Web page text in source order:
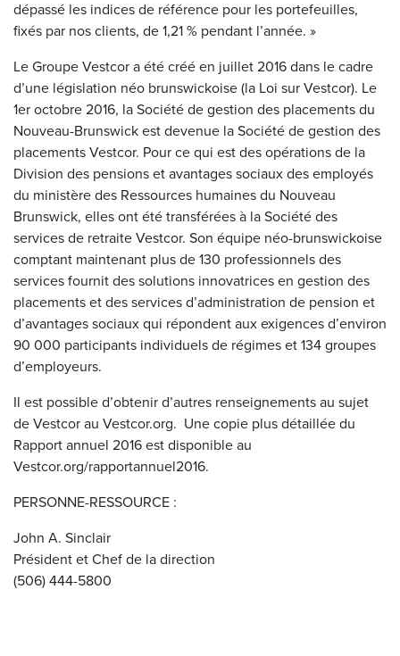
dépassé les indices de référence pour les portefeuilles,
fixés par nos clients, de 1,21 % pendant l’année. »
Le Groupe Vestcor a été créé en juillet 2016 dans le cadre
d’une législation néo brunswickoise (la Loi sur Vestcor). Le
1er octobre 2016, la Société de gestion des placements du
Nouveau-Brunswick est devenue la Société de gestion des
placements Vestcor. Pour ce qui est des opérations de la
Division des pensions et avantages sociaux des employés
du ministère des Ressources humaines du Nouveau
Brunswick, elles ont été transférées à la Société des
services de retraite Vestcor. Son équipe néo-brunswickoise
comptant maintenant plus de 130 professionnels des
services fournit des solutions innovatrices en gestion des
placements et des services d’administration de pension et
d’avantages sociaux qui répondent aux exigences d’environ
90 000 participants individuels de régimes et 134 groupes
d’employeurs.
Il est possible d’obtenir d’autres renseignements au sujet
de Vestcor au Vestcor.org. Une copie plus détaillée du
Rapport annuel 2016 est disponible au
Vestcor.org/rapportannuel2016.
PERSONNE-RESSOURCE :
John A. Sinclair
Président et Chef de la direction
(506) 444-5800